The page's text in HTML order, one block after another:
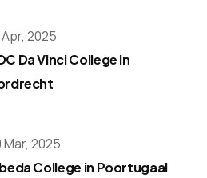
Apr, 2025
Da Vinci College in
Mar, 2025
College in Poortugaal